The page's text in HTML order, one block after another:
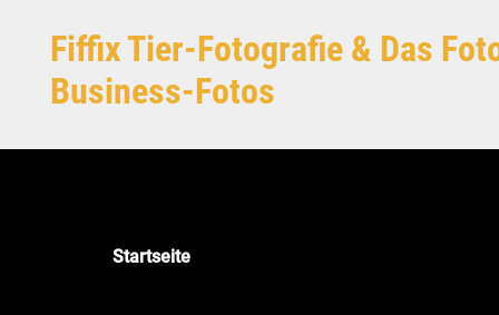
Fiffix Tier-Fotografie & Das
Business-Fotos
Startseite